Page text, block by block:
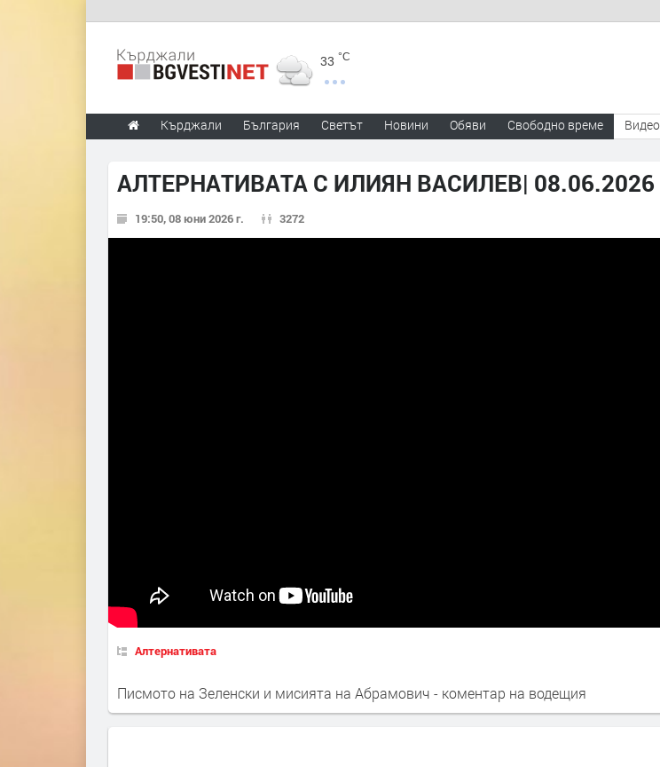
33 °C
Кърджали България Светът Новини Обяви Свободно време Видео
АЛТЕРНАТИВАТА С ИЛИЯН ВАСИЛЕВ| 08.06.2026
19:50, 08 юни 2026 г. 3272
Алтернативата
Писмото на Зеленски и мисията на Абрамович - коментар на водещия